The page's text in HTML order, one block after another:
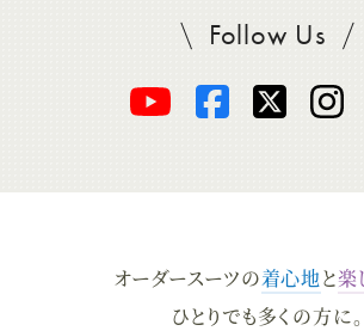
Follow Us
SADA
オ
ー
オ
ー
オ
ー
オーダースーツの着心地と楽
ひとりでも多くの方に。